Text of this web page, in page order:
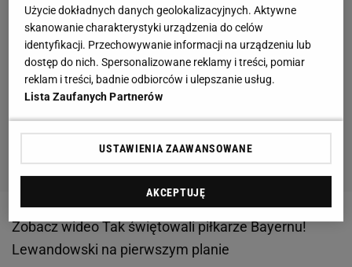
Zobacz wideoTak świętowali piłkarze Bayernu!
Lewandowski na pierwszym planie
Użycie dokładnych danych geolokalizacyjnych. Aktywne
skanowanie charakterystyki urządzenia do celów
identyfikacji. Przechowywanie informacji na urządzeniu lub
dostęp do nich. Spersonalizowane reklamy i treści, pomiar
reklam i treści, badnie odbiorców i ulepszanie usług.
Lista Zaufanych Partnerów
USTAWIENIA ZAAWANSOWANE
AKCEPTUJĘ